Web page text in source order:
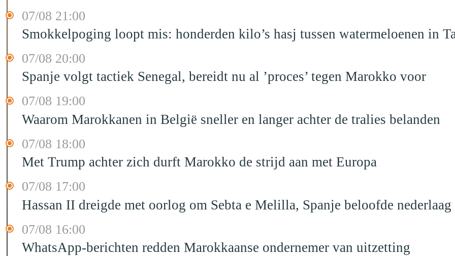
07/08 21:00
Smokkelpoging loopt mis: honderden kilo’s hasj tussen watermeloenen in
07/08 20:00
Spanje volgt tactiek Senegal, bereidt nu al ’proces’ tegen Marokko voor
07/08 19:00
Waarom Marokkanen in België sneller en langer achter de tralies belanden
07/08 18:00
Met Trump achter zich durft Marokko de strijd aan met Europa
07/08 17:00
Hassan II dreigde met oorlog om Sebta e Melilla, Spanje beloofde nederlaag
07/08 16:00
WhatsApp-berichten redden Marokkaanse ondernemer van uitzetting